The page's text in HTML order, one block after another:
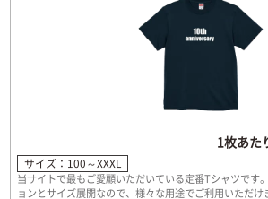
1枚あ
サイズ：100～XXXL
当サイトで最もご愛顧いただいている定番Tシャツです
ョンとサイズ展開なので、様々な用途でご利用いただけ